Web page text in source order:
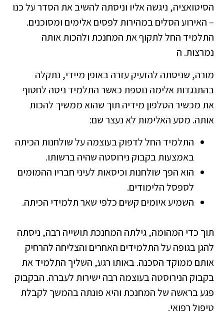
הסיטואציה, ניגשה אליו וניסתה להשיב את הסדר על כנו
– האירוע הסלים במהירות לפסים אלימים ומסוכנים.
התלמיד החל לתקוף את המחנכת ולהכות אותה
נמרצות. ה
מורה, שניסתה להזעיק עזרה באופן מיידי, נתקלה
בהתנגדות אלימה נוספת כאשר התלמיד ניסה לחטוף
את מכשיר הטלפון מידיה תוך שהוא ממשיך להכות
אותה. מסע האלימות לא נעצר שם:
התלמיד החל לדפוק בעוצמה על שולחנות הכיתה
באמצעות בקבוק נירוסטה שהיה ברשותו.
הוא הפך שולחנות וכיסאות לעיני חבריו ההמומים
לספסל הלימודים.
השמיע איומים קשים כלפי שאר תלמידי הכיתה.
תוך כדי המהומה, גילתה המחנכת תושייה רבה, ניסתה
להגן בגופה על התלמידים האחרים והצליחה להרחיק
אותם ממוקד הסכנה. באותו רגע, השליך התלמיד את
בקבוק הנירוסטה בעוצמה רבה ישירות לעברה. הבקבוק
פגע בראשה של המחנכת והיא פונתה בהמשך לקבלת
טיפול רפואי.